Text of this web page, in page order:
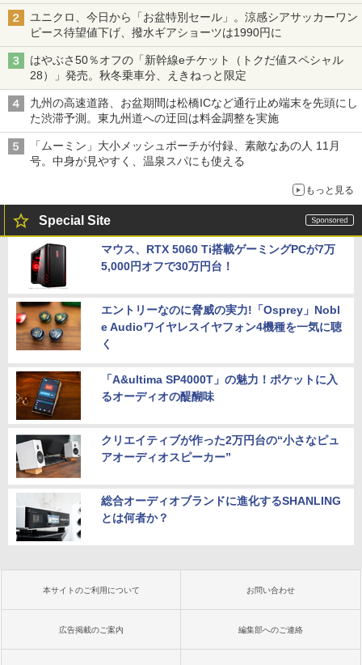
ユニクロ、今日から「お盆特別セール」。涼感シアサッカーワン
ピース待望値下げ、撥水ギアショーツは1990円に
はやぶさ50％オフの「新幹線eチケット（トクだ値スペシャル
28）」発売。秋冬乗車分、えきねっと限定
九州の高速道路、お盆期間は松橋ICなど通行止め端末を先頭にし
た渋滞予測。東九州道への迂回は料金調整を実施
「ムーミン」大小メッシュポーチが付録、素敵なあの人 11月
号。中身が見やすく、温泉スパにも使える
もっと見る
Special Site
マウス、RTX 5060 Ti搭載ゲーミングPCが7万
5,000円オフで30万円台！
エントリーなのに脅威の実力!「Osprey」Nobl
e Audioワイヤレスイヤフォン4機種を一気に聴
く
「A&ultima SP4000T」の魅力！ポケットに入
るオーディオの醍醐味
クリエイティブが作った2万円台の“小さなピュ
アオーディオスピーカー”
総合オーディオブランドに進化するSHANLING
とは何者か？
本サイトのご利用について お問い合わせ
広告掲載のご案内 編集部へのご連絡